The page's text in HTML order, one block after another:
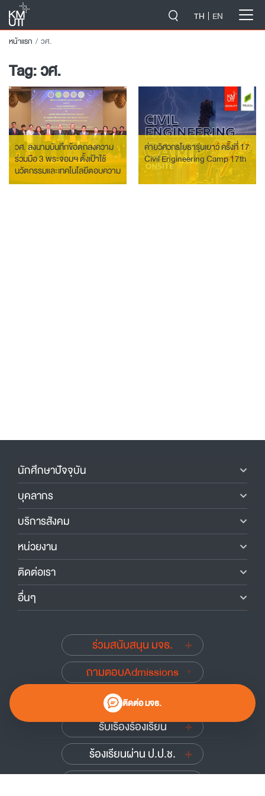
TH EN
หน้าแรก วศ.
Tag:วศ.
วศ. ลงนามบันทึกข้อตกลงความ
ร่วมมือ 3 พระจอมฯ ตั้งเป้าใช้
นวัตกรรมและเทคโนโลยีตอบความ
ต้องการภาคอุตสาหกรรม
ค่ายวิศวกรโยธารุ่นเยาว์ ครั้งที่ 17
Civil Engineering Camp 17th
ติดต่อ มจธ.
นักศึกษาปัจจุบัน
บุคลากร
บริการสังคม
หน่วยงาน
ติดต่อเรา
อื่นๆ
ร่วมสนับสนุน มจธ.
ถามตอบAdmissions
นักศึกษาเก่าสัมพันธ์
รับเรื่องร้องเรียน
ร้องเรียนผ่าน ป.ป.ช.